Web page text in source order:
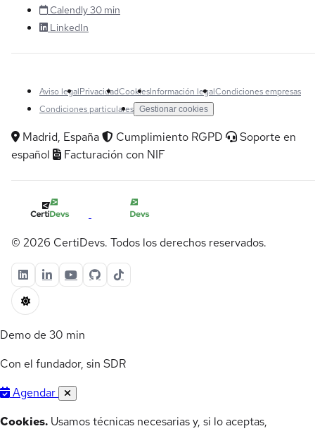
Calendly 30 min
LinkedIn
Aviso legalPrivacidadCookiesInformación legalCondiciones empresas
Condiciones particulares Gestionar cookies
Madrid, España Cumplimiento RGPD
Soporte en
español
Facturación con NIF
© 2026 CertiDevs. Todos los derechos reservados.
Demo de 30 min
Con el fundador, sin SDR
Agendar
Cookies. Usamos técnicas necesarias y, si lo aceptas,